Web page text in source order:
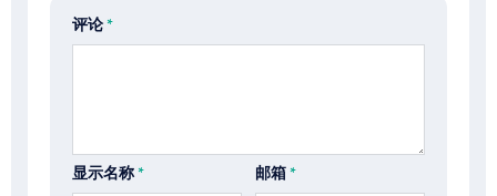
评论*
显示名称* 邮箱*